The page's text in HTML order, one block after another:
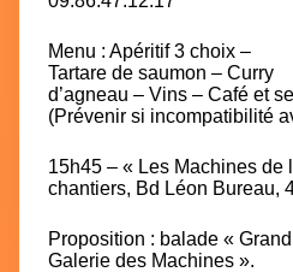
Menu : Apéritif 3 choix –
Tartare de saumon – Curry
d’agneau – Vins – Café et
(Prévenir si incompatibilité
15h45 – « Les Machines de
chantiers, Bd Léon Bureau,
Proposition : balade «
Galerie des Machines ».